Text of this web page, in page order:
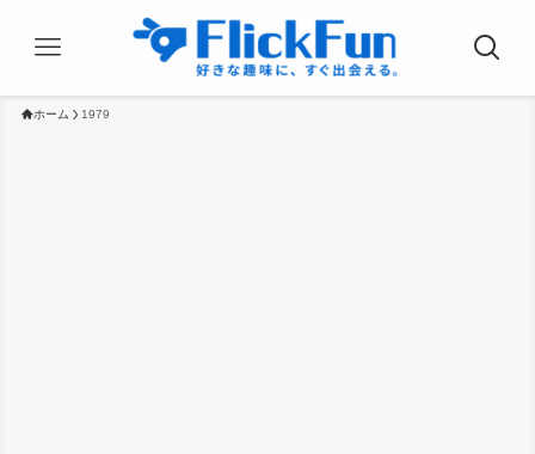
ホーム 1979